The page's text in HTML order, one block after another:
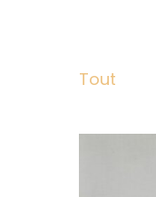
Tout